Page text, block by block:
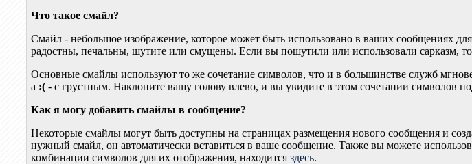
Что такое смайл?
Смайл - небольшое изображение, которое может быть использовано в ваших сообщениях
радостны, печальны, шутите или смущены. Если вы пошутили или использовали сарказм,
Основные смайлы используют то же сочетание символов, что и в большинстве служб
а :( - с грустным. Наклоните вашу голову влево, и вы увидите в этом сочетании символов
Как я могу добавить смайлы в сообщение?
Некоторые смайлы могут быть доступны на страницах размещения нового сообщения и
нужный смайл, он автоматически вставиться в ваше сообщение. Также вы можете
комбинации символов для их отображения, находитсяздесь.